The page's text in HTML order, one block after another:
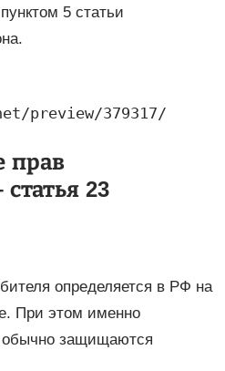
5 статьи
preview/379317/
прав
23
определяется в РФ на
При этом именно
обычно защищаются